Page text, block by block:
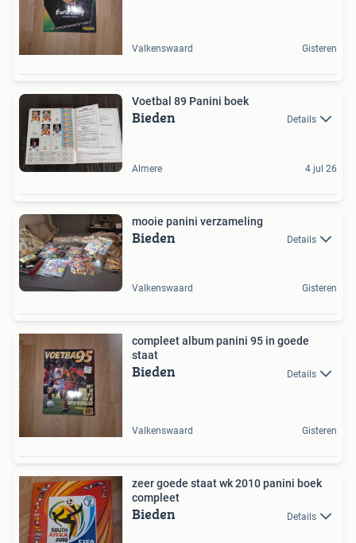
Valkenswaard Gisteren
Voetbal 89 Panini boek
Bieden Details
Almere 4 jul 26
mooie panini verzameling
Bieden Details
Valkenswaard Gisteren
compleet album panini 95 in goede
staat
Bieden Details
Valkenswaard Gisteren
zeer goede staat wk 2010 panini boek
compleet
Bieden Details